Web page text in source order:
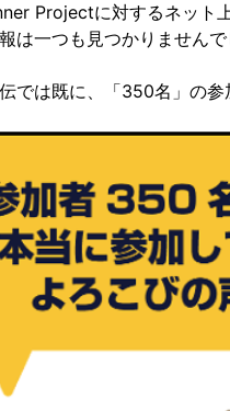
Projectに対するネット
は一つも見つかりませんで
では既に、「350名」の